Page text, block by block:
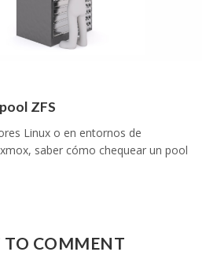
ZFS
Linux o en entornos de
saber cómo chequear un pool
TO COMMENT